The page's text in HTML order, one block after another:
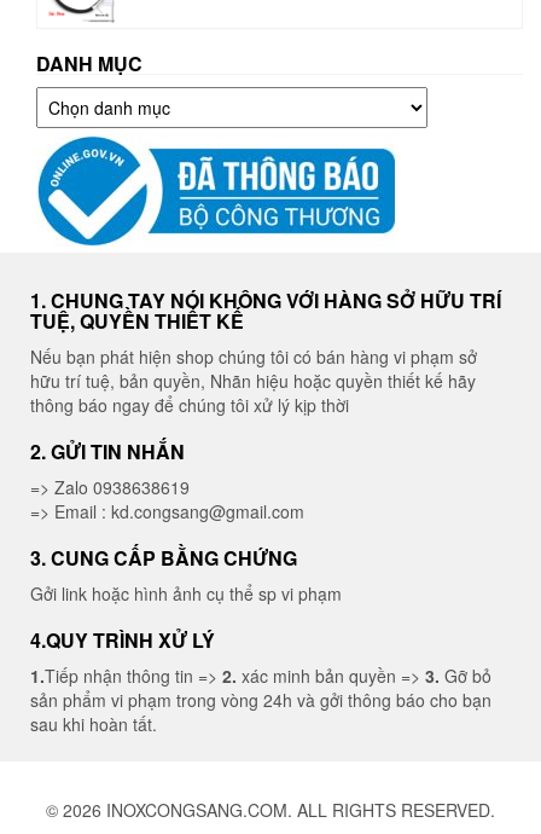
DANH MỤC
Danh
mục
1. CHUNG TAY NÓI KHÔNG VỚI HÀNG SỞ HỮU TRÍ
TUỆ, QUYỀN THIẾT KẾ
Nếu bạn phát hiện shop chúng tôi có bán hàng vi phạm sở
hữu trí tuệ, bản quyền, Nhãn hiệu hoặc quyền thiết kế hãy
thông báo ngay để chúng tôi xử lý kịp thời
2. GỬI TIN NHẮN
=> Zalo 0938638619
=> Email : kd.congsang@gmail.com
3. CUNG CẤP BẰNG CHỨNG
Gởi link hoặc hình ảnh cụ thể sp vi phạm
4.QUY TRÌNH XỬ LÝ
1.Tiếp nhận thông tin => 2. xác minh bản quyền => 3. Gỡ bỏ
sản phẩm vi phạm trong vòng 24h và gởi thông báo cho bạn
sau khi hoàn tất.
© 2026 INOXCONGSANG.COM. ALL RIGHTS RESERVED.